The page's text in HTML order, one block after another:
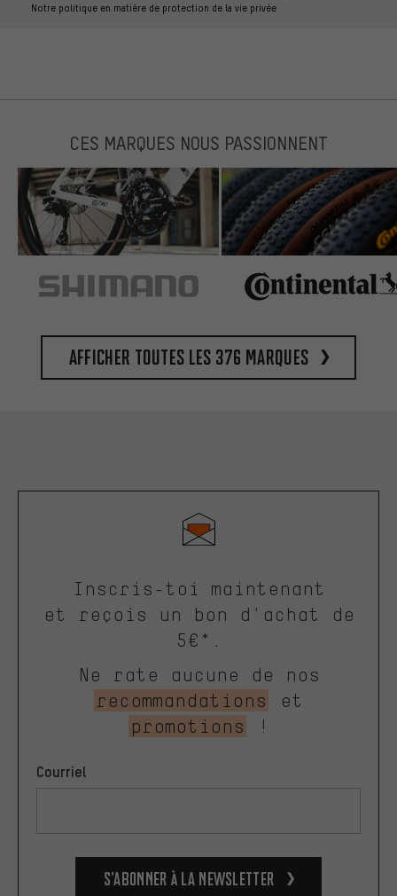
Notre politique en matière de protection de la vie privée
CES MARQUES NOUS PASSIONNENT
Afficher toutes les 376 marques
Inscris-toi maintenant
et reçois un bon d'achat de
5€*.
Ne rate aucune de nos
recommandations
et
promotions
!
Courriel
S’abonner à la newsletter